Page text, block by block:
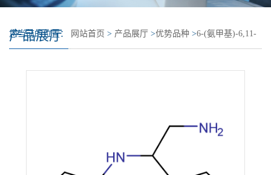
产品展厅
您当前的位置： 网站首页 > 产品展厅 >优势品种 >6-(氨甲基)-6,11-